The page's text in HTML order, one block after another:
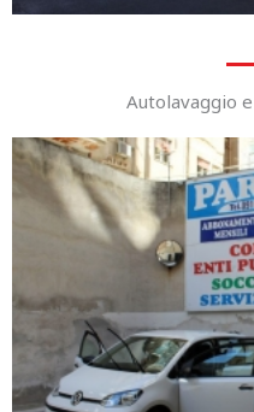
Autolavaggio